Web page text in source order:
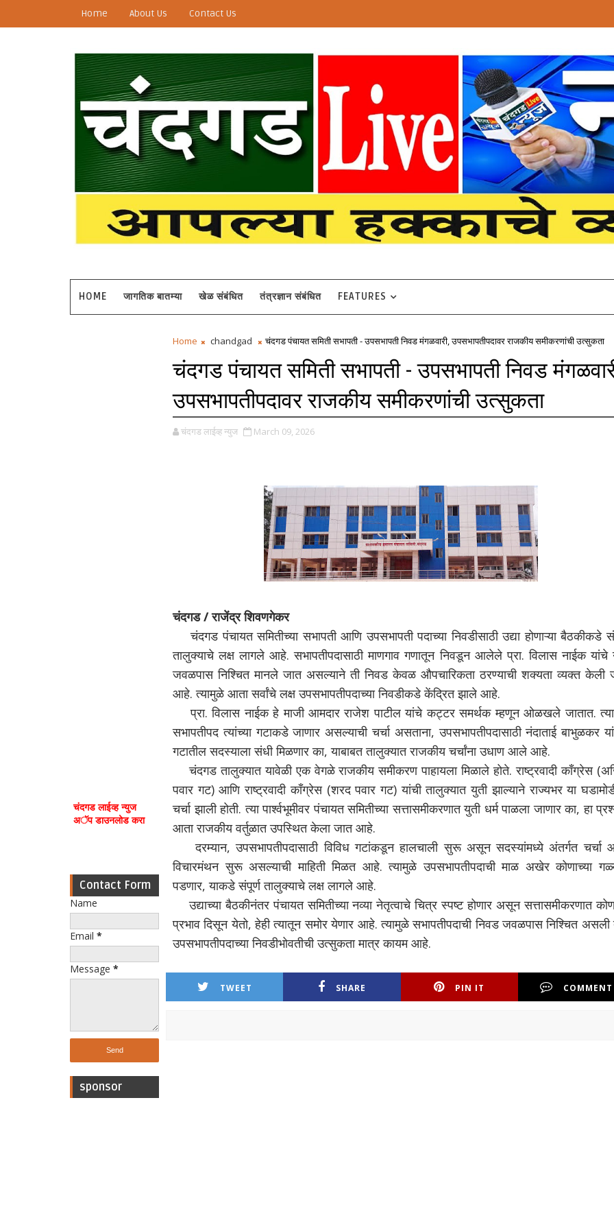
Home About Us Contact Us
HOME जागतिक बातम्या खेळ संबंधित तंत्रज्ञान संबंधित FEATURES
चंदगड लाईव्ह न्युज
अॅप डाउनलोड करा
Contact Form
Name
Email *
Message *
sponsor
Home chandgad चंदगड पंचायत समिती सभापती - उपसभापती निवड मंगळवारी, उपसभापतीपदावर राजकीय समीकरणांची उत्सुकता
चंदगड पंचायत समिती सभापती - उपसभापती निवड
उपसभापतीपदावर राजकीय समीकरणांची उत्सुकता
चंदगड लाईव्ह न्युज March 09, 2026
चंदगड / राजेंद्र शिवणगेकर
चंदगड पंचायत समितीच्या सभापती आणि उपसभापती पदाच्या निवडीसाठी उद्या होणाऱ्या बैठकीकडे
तालुक्याचे लक्ष लागले आहे. सभापतीपदासाठी माणगाव गणातून निवडून आलेले प्रा. विलास नाईक यांचे
जवळपास निश्चित मानले जात असल्याने ती निवड केवळ औपचारिकता ठरण्याची शक्यता व्यक्त केली
आहे. त्यामुळे आता सर्वांचे लक्ष उपसभापतीपदाच्या निवडीकडे केंद्रित झाले आहे.
प्रा. विलास नाईक हे माजी आमदार राजेश पाटील यांचे कट्टर समर्थक म्हणून ओळखले जातात.
सभापतीपद त्यांच्या गटाकडे जाणार असल्याची चर्चा असताना, उपसभापतीपदासाठी नंदाताई बाभुळकर
गटातील सदस्याला संधी मिळणार का, याबाबत तालुक्यात राजकीय चर्चांना उधाण आले आहे.
चंदगड तालुक्यात यावेळी एक वेगळे राजकीय समीकरण पाहायला मिळाले होते. राष्ट्रवादी काँग्रेस
पवार गट) आणि राष्ट्रवादी काँग्रेस (शरद पवार गट) यांची तालुक्यात युती झाल्याने राज्यभर या
चर्चा झाली होती. त्या पार्श्वभूमीवर पंचायत समितीच्या सत्तासमीकरणात युती धर्म पाळला जाणार का, हा
आता राजकीय वर्तुळात उपस्थित केला जात आहे.
दरम्यान, उपसभापतीपदासाठी विविध गटांकडून हालचाली सुरू असून सदस्यांमध्ये अंतर्गत चर्चा
विचारमंथन सुरू असल्याची माहिती मिळत आहे. त्यामुळे उपसभापतीपदाची माळ अखेर कोणाच्या
पडणार, याकडे संपूर्ण तालुक्याचे लक्ष लागले आहे.
उद्याच्या बैठकीनंतर पंचायत समितीच्या नव्या नेतृत्वाचे चित्र स्पष्ट होणार असून सत्तासमीकरणात
प्रभाव दिसून येतो, हेही त्यातून समोर येणार आहे. त्यामुळे सभापतीपदाची निवड जवळपास निश्चित असली
उपसभापतीपदाच्या निवडीभोवतीची उत्सुकता मात्र कायम आहे.
TWEET SHARE PIN IT COMMENT